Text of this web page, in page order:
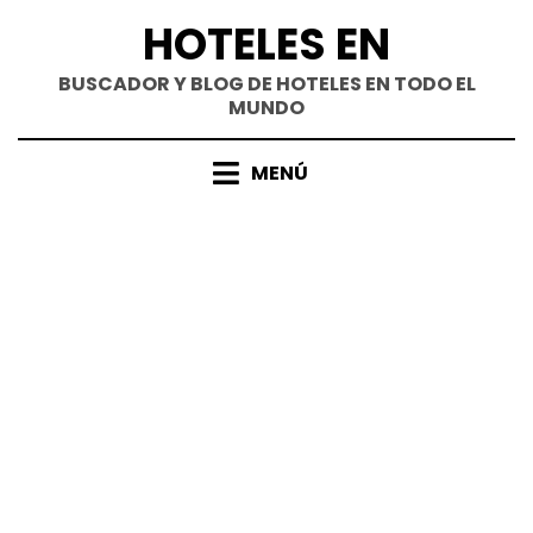
contenido
HOTELES EN
BUSCADOR Y BLOG DE HOTELES EN TODO EL
MUNDO
MENÚ